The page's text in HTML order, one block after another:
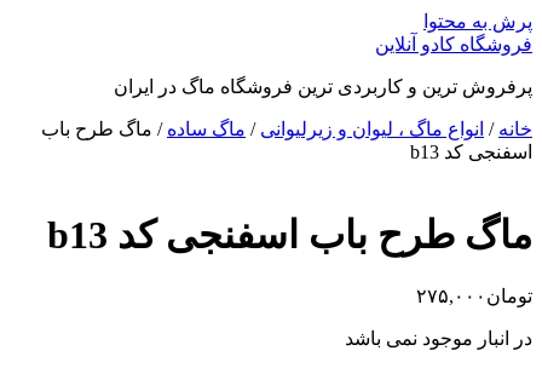
پرش به محتوا
فروشگاه کادو آنلاین
پرفروش ترین و کاربردی ترین فروشگاه ماگ در ایران
خانه / انواع ماگ ، لیوان و زیرلیوانی / ماگ ساده / ماگ طرح باب
اسفنجی کد b13
ماگ طرح باب اسفنجی کد b13
تومان ۲۷۵,۰۰۰
در انبار موجود نمی باشد